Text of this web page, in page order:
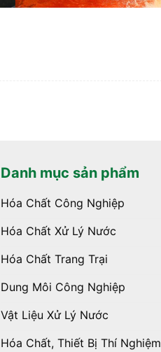
Danh mục sản phẩm
Hóa Chất Công Nghiệp
Hóa Chất Xử Lý Nước
Hóa Chất Trang Trại
Dung Môi Công Nghiệp
Vật Liệu Xử Lý Nước
Hóa Chất, Thiết Bị Thí Nghiệm